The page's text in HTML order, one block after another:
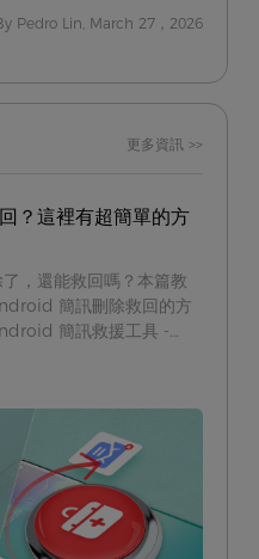
Pedro Lin, March 27，2026
更多資訊 >>
？這裡有超簡單的方
，還能救回嗎？本篇教
簡訊刪除救回的方
簡訊救援工具 -